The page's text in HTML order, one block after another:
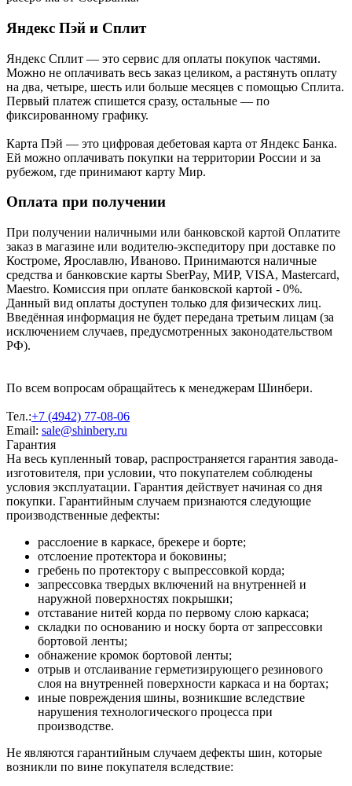
Яндекс Пэй и Сплит
Яндекс Cплит — это сервис для оплаты покупок частями.
Можно не оплачивать весь заказ целиком, а растянуть оплату
на два, четыре, шесть или больше месяцев с помощью Сплита.
Первый платеж спишется сразу, остальные — по
фиксированному графику.
Карта Пэй — это цифровая дебетовая карта от Яндекс Банка.
Ей можно оплачивать покупки на территории России и за
рубежом, где принимают карту Мир.
Оплата при получении
При получении наличными или банковской картой Оплатите
заказ в магазине или водителю-экспедитору при доставке по
Костроме, Ярославлю, Иваново. Принимаются наличные
средства и банковские карты SberPay, МИР, VISA, Mastercard,
Maestro. Комиссия при оплате банковской картой - 0%.
Данный вид оплаты доступен только для физических лиц.
Введённая информация не будет передана третьим лицам (за
исключением случаев, предусмотренных законодательством
РФ).
По всем вопросам обращайтесь к менеджерам Шинбери.
Тел.:+7 (4942) 77-08-06
Email: sale@shinbery.ru
Гарантия
На весь купленный товар, распространяется гарантия завода-
изготовителя, при условии, что покупателем соблюдены
условия эксплуатации. Гарантия действует начиная со дня
покупки. Гарантийным случаем признаются следующие
производственные дефекты:
расслоение в каркасе, брекере и борте;
отслоение протектора и боковины;
гребень по протектору с выпрессовкой корда;
запрессовка твердых включений на внутренней и
наружной поверхностях покрышки;
отставание нитей корда по первому слою каркаса;
складки по основанию и носку борта от запрессовки
бортовой ленты;
обнажение кромок бортовой ленты;
отрыв и отслаивание герметизирующего резинового
слоя на внутренней поверхности каркаса и на бортах;
иные повреждения шины, возникшие вследствие
нарушения технологического процесса при
производстве.
Не являются гарантийным случаем дефекты шин, которые
возникли по вине покупателя вследствие: